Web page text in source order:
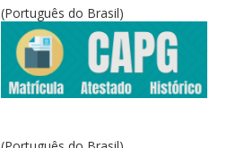
(Português do Brasil)